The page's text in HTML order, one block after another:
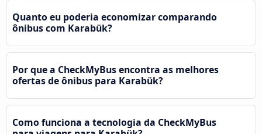
Quanto eu poderia economizar comparando
ônibus com Karabük?
Por que a CheckMyBus encontra as melhores
ofertas de ônibus para Karabük?
Como funciona a tecnologia da CheckMyBus